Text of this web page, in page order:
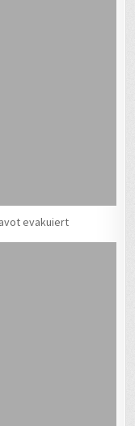
evakuiert